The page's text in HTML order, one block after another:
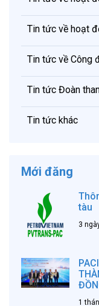
Tin tức về hoạt
Tin tức về Công
Tin tức Đoàn
Tin tức khác
Mới đăng
tàu
3
1